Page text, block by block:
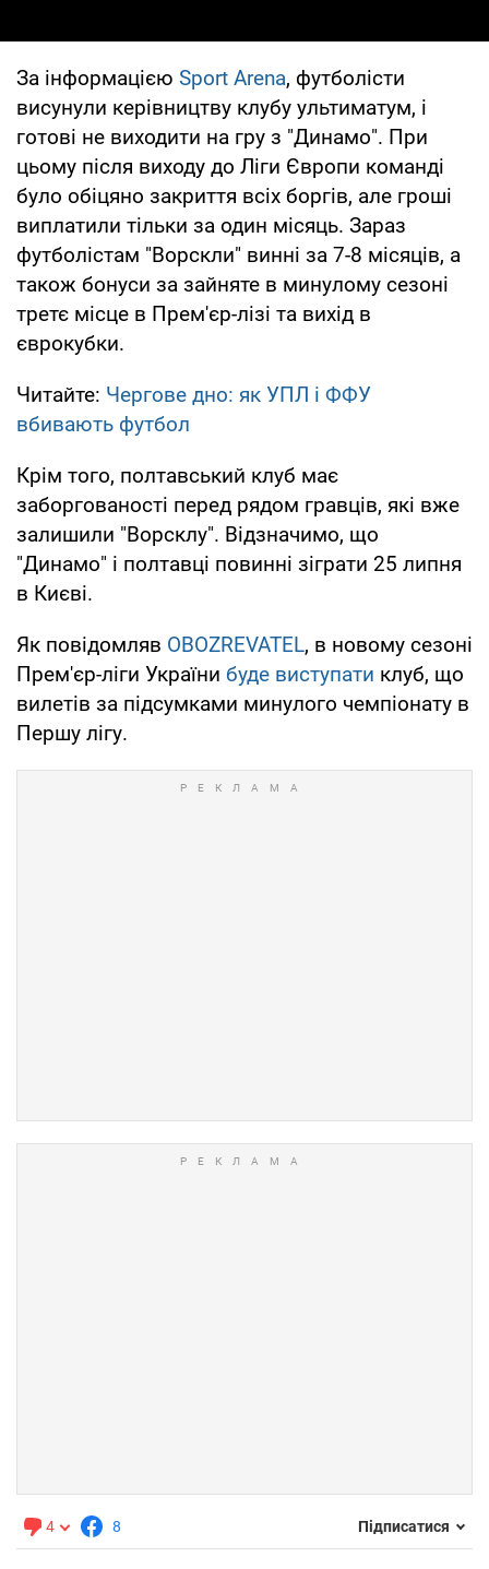
За інформацією Sport Arena, футболісти
висунули керівництву клубу ультиматум, і
готові не виходити на гру з "Динамо". При
цьому після виходу до Ліги Європи команді
було обіцяно закриття всіх боргів, але гроші
виплатили тільки за один місяць. Зараз
футболістам "Ворскли" винні за 7-8 місяців, а
також бонуси за зайняте в минулому сезоні
третє місце в Прем'єр-лізі та вихід в
єврокубки.
Читайте: Чергове дно: як УПЛ і ФФУ
вбивають футбол
Крім того, полтавський клуб має
заборгованості перед рядом гравців, які вже
залишили "Ворсклу". Відзначимо, що
"Динамо" і полтавці повинні зіграти 25 липня
в Києві.
Як повідомляв OBOZREVATEL, в новому сезоні
Прем'єр-ліги України буде виступати клуб, що
вилетів за підсумками минулого чемпіонату в
Першу лігу.
4 8 Підписатися